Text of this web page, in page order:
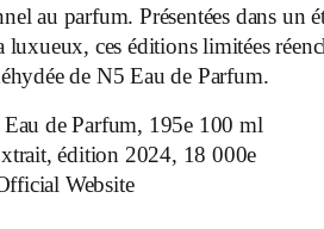
au parfum. Présentées dans un
ces éditions limitées
de N5 Eau de Parfum.
de Parfum, 195e 100 ml
édition 2024, 18 000e
Website